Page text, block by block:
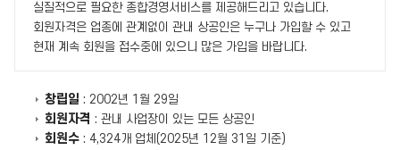
실질적으로 필요한 종합경영서비스를 제공해드리고 있습니다.
회원자격은 업종에 관계없이 관내 상공인은 누구나 가입할 수 있고
현재 계속 회원을 접수중에 있으니 많은 가입을 바랍니다.
창립일 : 2002년 1월 29일
회원자격 : 관내 사업장이 있는 모든 상공인
회원수 : 4,324개 업체(2025년 12월 31일 기준)